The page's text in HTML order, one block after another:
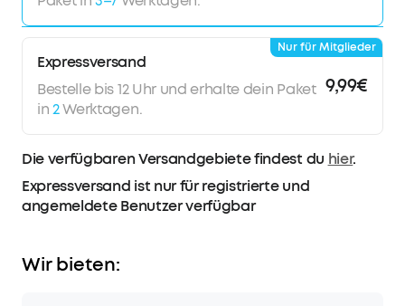
Expressversand
Bestelle bis 12 Uhr und erhalte dein Paket
in2Werktagen.
9,99€
Nur für Mitglieder
Die verfügbaren Versandgebiete findest du hier.
Expressversand ist nur für registrierte und
angemeldete Benutzer verfügbar
Wir bieten: